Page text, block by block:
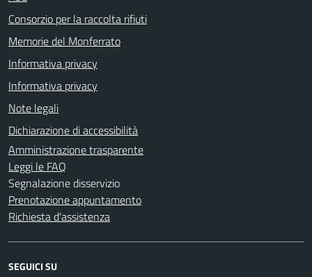
Consorzio per la raccolta rifiuti
Memorie del Monferrato
Informativa privacy
Informativa privacy
Note legali
Dichiarazione di accessibilità
Amministrazione trasparente
Leggi le FAQ
Segnalazione disservizio
Prenotazione appuntamento
Richiesta d'assistenza
SEGUICI SU